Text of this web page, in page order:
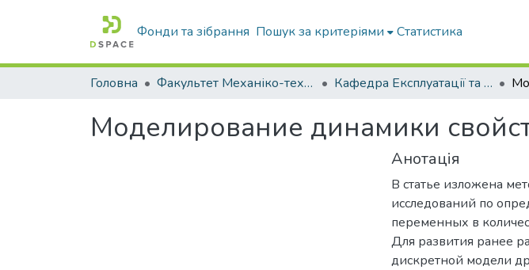
Фонди та зібрання Пошук за критеріями Статистика
Головна Факультет Механіко-технологічний Кафедра Експлуатації та технічного сервісу машин
Моделирование динамики
Анотація
В статье изложена
исследований по
переменных в
Для развития ранее
дискретной модели